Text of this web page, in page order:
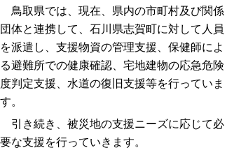
鳥取県では、現在、県内の市町村及び関係
団体と連携して、石川県志賀町に対して人員
を派遣し、支援物資の管理支援、保健師によ
る避難所での健康確認、宅地建物の応急危険
度判定支援、水道の復旧支援等を行っていま
す。
引き続き、被災地の支援ニーズに応じて必
要な支援を行っていきます。